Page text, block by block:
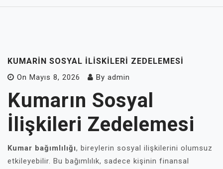
KUMARIN SOSYAL İLISKILERI ZEDELEMESI
On Mayıs 8, 2026 By admin
Kumarın Sosyal
İlişkileri Zedelemesi
Kumar bağımlılığı, bireylerin sosyal ilişkilerini olumsuz
etkileyebilir. Bu bağımlılık, sadece kişinin finansal